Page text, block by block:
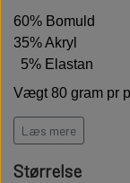
60% Bomuld
35% Akryl
5% Elastan
Vægt 80 gram pr
Høj kvalitet
Læs mere
Størrelse